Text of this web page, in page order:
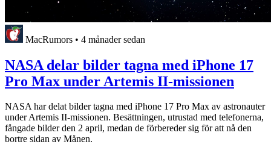
MacRumors • 4 månader sedan
NASA delar bilder tagna med iPhone 17
Pro Max under Artemis II-missionen
NASA har delat bilder tagna med iPhone 17 Pro Max av astronauter
under Artemis II-missionen. Besättningen, utrustad med telefonerna,
fångade bilder den 2 april, medan de förbereder sig för att nå den
bortre sidan av Månen.